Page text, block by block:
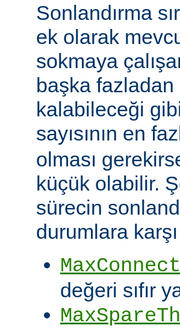
Sonlandırma
ek olarak
sokmaya
başka
kalabileceği
sayısının en
olması
küçük olabilir.
sürecin
durumlara
değeri sıfır